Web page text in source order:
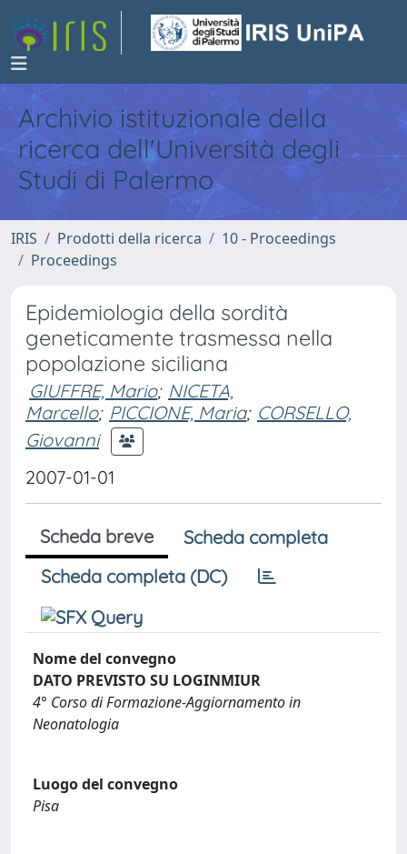
Archivio istituzionale della
ricerca dell'Università degli
Studi di Palermo
IRIS Prodotti della ricerca
10 - Proceedings
Proceedings
Epidemiologia della sordità
geneticamente trasmessa nella
popolazione siciliana
GIUFFRE, Mario; NICETA,
Marcello; PICCIONE, Maria; CORSELLO,
Giovanni
2007-01-01
Scheda breve
Scheda completa
Scheda completa (DC)
Nome del convegno
DATO PREVISTO SU LOGINMIUR
4° Corso di Formazione-Aggiornamento in
Neonatologia
Luogo del convegno
Pisa